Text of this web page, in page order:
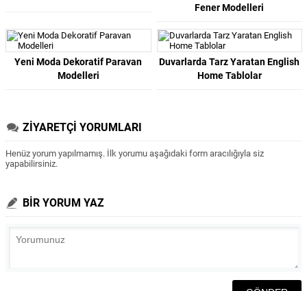
Fener Modelleri
Yeni Moda Dekoratif Paravan
Modelleri
Duvarlarda Tarz Yaratan English
Home Tablolar
ZİYARETÇİ YORUMLARI
Henüz yorum yapılmamış. İlk yorumu aşağıdaki form aracılığıyla siz
yapabilirsiniz.
BİR YORUM YAZ